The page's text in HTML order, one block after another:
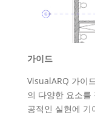
가이드
VisualARQ 가이
의 다양한 요소를
공적인 실현에 기